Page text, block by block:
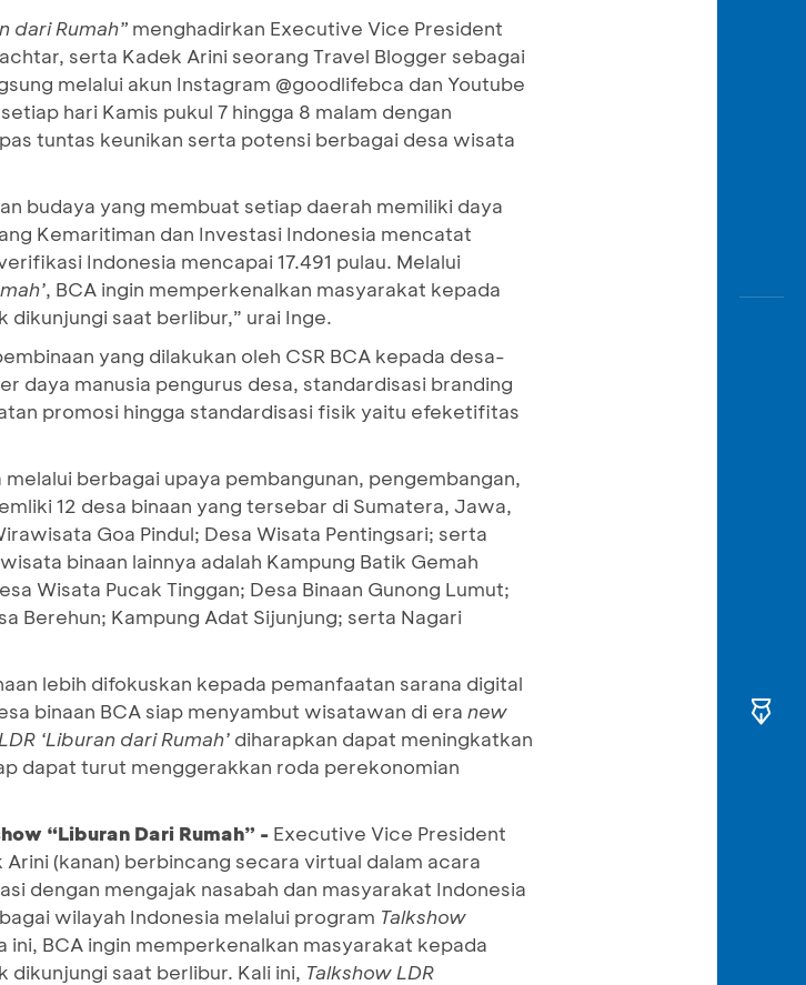
dari Rumah” menghadirkan Executive Vice President
serta Kadek Arini seorang Travel Blogger sebagai
melalui akun Instagram @goodlifebca dan Youtube
hari Kamis pukul 7 hingga 8 malam dengan
tuntas keunikan serta potensi berbagai desa wisata
budaya yang membuat setiap daerah memiliki daya
Kemaritiman dan Investasi Indonesia mencatat
Indonesia mencapai 17.491 pulau. Melalui
, BCA ingin memperkenalkan masyarakat kepada
saat berlibur,” urai Inge.
yang dilakukan oleh CSR BCA kepada desa-
daya manusia pengurus desa, standardisasi branding
promosi hingga standardisasi fisik yaitu efeketifitas
berbagai upaya pembangunan, pengembangan,
12 desa binaan yang tersebar di Sumatera, Jawa,
Goa Pindul; Desa Wisata Pentingsari; serta
binaan lainnya adalah Kampung Batik Gemah
Wisata Pucak Tinggan; Desa Binaan Gunong Lumut;
Berehun; Kampung Adat Sijunjung; serta Nagari
lebih difokuskan kepada pemanfaatan sarana digital
binaan BCA siap menyambut wisatawan di era new
‘Liburan dari Rumah’ diharapkan dapat meningkatkan
dapat turut menggerakkan roda perekonomian
“Liburan Dari Rumah” - Executive Vice President
(kanan) berbincang secara virtual dalam acara
dengan mengajak nasabah dan masyarakat Indonesia
wilayah Indonesia melalui program Talkshow
ini, BCA ingin memperkenalkan masyarakat kepada
dikunjungi saat berlibur. Kali ini, Talkshow LDR